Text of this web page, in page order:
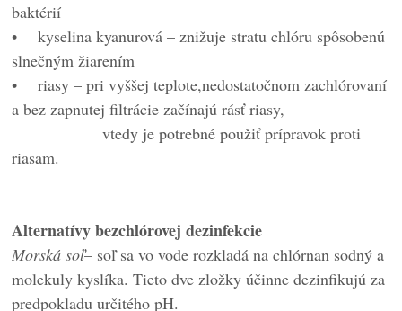
baktérií
• kyselina kyanurová – znižuje stratu chlóru spôsobenú
slnečným žiarením
• riasy – pri vyššej teplote,nedostatočnom zachlórovaní
a bez zapnutej filtrácie začínajú rásť riasy,
vtedy je potrebné použiť prípravok proti
riasam.
Alternatívy bezchlórovej dezinfekcie
Morská soľ– soľ sa vo vode rozkladá na chlórnan sodný a
molekuly kyslíka. Tieto dve zložky účinne dezinfikujú za
predpokladu určitého pH.